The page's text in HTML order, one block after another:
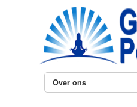
Over ons